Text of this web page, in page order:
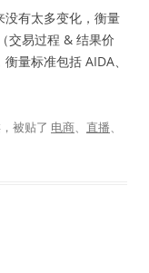
没有太多变化，衡量
交易过程 & 结果价
量标准包括 AIDA、
被贴了 电商、 直播、